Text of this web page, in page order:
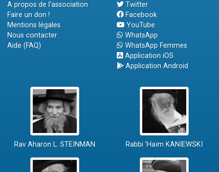
A propos de l'association
Faire un don !
Mentions légales
Nous contacter
Aide (FAQ)
Twitter
Facebook
YouTube
WhatsApp
WhatsApp Femmes
Application iOS
Application Android
Rav Aharon L. STEINMAN Rabbi 'Haïm KANIEWSKI